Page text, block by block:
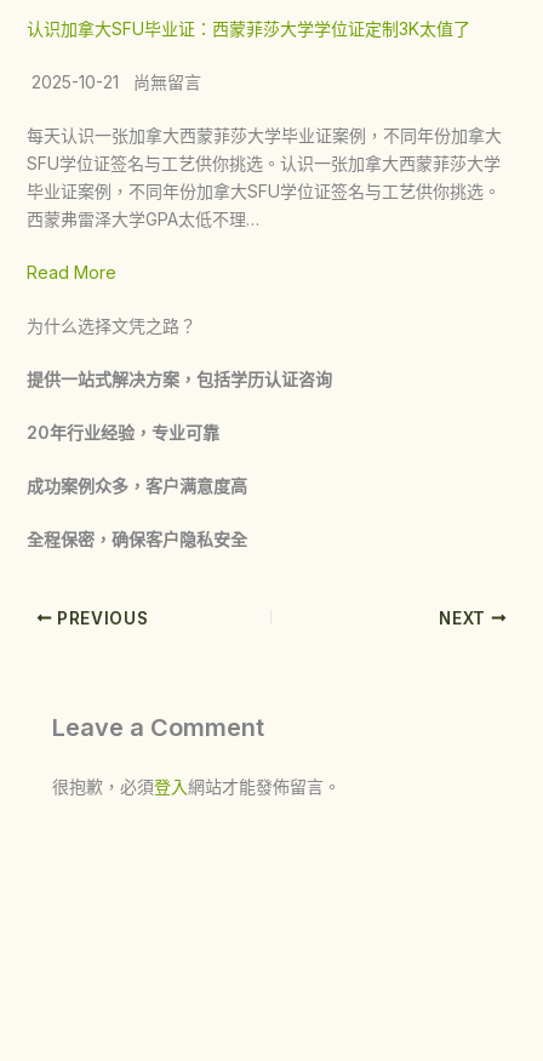
认识加拿大SFU毕业证：西蒙菲莎大学学位证定制3K太值了
2025-10-21 尚無留言
每天认识一张加拿大西蒙菲莎大学毕业证案例，不同年份加拿大
SFU学位证签名与工艺供你挑选。认识一张加拿大西蒙菲莎大学
毕业证案例，不同年份加拿大SFU学位证签名与工艺供你挑选。
西蒙弗雷泽大学GPA太低不理…
Read More
为什么选择文凭之路？
提供一站式解决方案，包括学历认证咨询
20年行业经验，专业可靠
成功案例众多，客户满意度高
全程保密，确保客户隐私安全
PREVIOUS NEXT
Leave a Comment
很抱歉，必須登入網站才能發佈留言。